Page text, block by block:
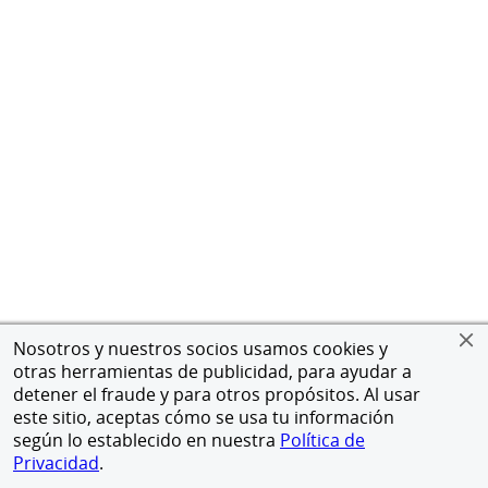
Nosotros y nuestros socios usamos cookies y
otras herramientas de publicidad, para ayudar a
detener el fraude y para otros propósitos. Al usar
este sitio, aceptas cómo se usa tu información
según lo establecido en nuestra Política de
Privacidad.